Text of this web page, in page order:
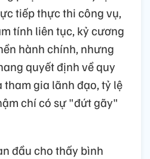
tiếp thực thi công vụ,
tính liên tục, kỷ cương
hành chính, nhưng
quyết định về quy
tham gia lãnh đạo, tỷ lệ
chí có sự "đứt gãy"
đầu cho thấy bình